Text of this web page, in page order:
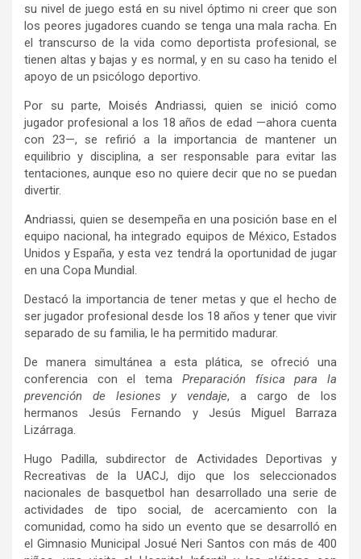
su nivel de juego está en su nivel óptimo ni creer que son
los peores jugadores cuando se tenga una mala racha. En
el transcurso de la vida como deportista profesional, se
tienen altas y bajas y es normal, y en su caso ha tenido el
apoyo de un psicólogo deportivo.
Por su parte, Moisés Andriassi, quien se inició como
jugador profesional a los 18 años de edad —ahora cuenta
con 23—, se refirió a la importancia de mantener un
equilibrio y disciplina, a ser responsable para evitar las
tentaciones, aunque eso no quiere decir que no se puedan
divertir.
Andriassi, quien se desempeña en una posición base en el
equipo nacional, ha integrado equipos de México, Estados
Unidos y España, y esta vez tendrá la oportunidad de jugar
en una Copa Mundial.
Destacó la importancia de tener metas y que el hecho de
ser jugador profesional desde los 18 años y tener que vivir
separado de su familia, le ha permitido madurar.
De manera simultánea a esta plática, se ofreció una
conferencia con el tema Preparación física para la
prevención de lesiones y vendaje, a cargo de los
hermanos Jesús Fernando y Jesús Miguel Barraza
Lizárraga.
Hugo Padilla, subdirector de Actividades Deportivas y
Recreativas de la UACJ, dijo que los seleccionados
nacionales de basquetbol han desarrollado una serie de
actividades de tipo social, de acercamiento con la
comunidad, como ha sido un evento que se desarrolló en
el Gimnasio Municipal Josué Neri Santos con más de 400